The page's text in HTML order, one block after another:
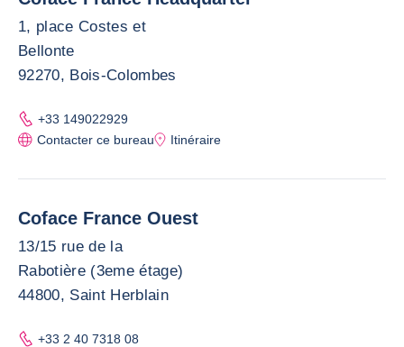
1, place Costes et
Bellonte
92270, Bois-Colombes
+33 149022929
Contacter ce bureau
Itinéraire
Coface France Ouest
13/15 rue de la
Rabotière (3eme étage)
44800, Saint Herblain
+33 2 40 7318 08